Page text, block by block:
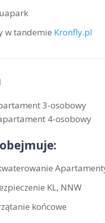
w tandemie Kronfly.pl
3-osobowy
4-osobowy
KL, NNW
końcowe